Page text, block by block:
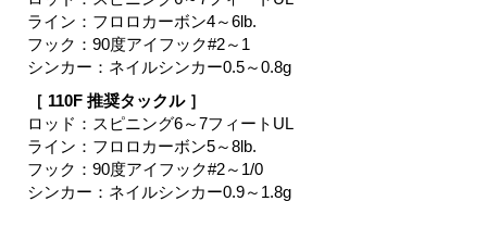
ライン：フロロカーボン4～6lb.
フック：90度アイフック#2～1
シンカー：ネイルシンカー0.5～0.8g
［ 110F 推奨タックル ］
ロッド：スピニング6～7フィートUL
ライン：フロロカーボン5～8lb.
フック：90度アイフック#2～1/0
シンカー：ネイルシンカー0.9～1.8g